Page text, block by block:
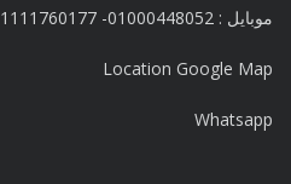
موبايل : 01000448052- 01111760177
Location Google Map
Whatsapp